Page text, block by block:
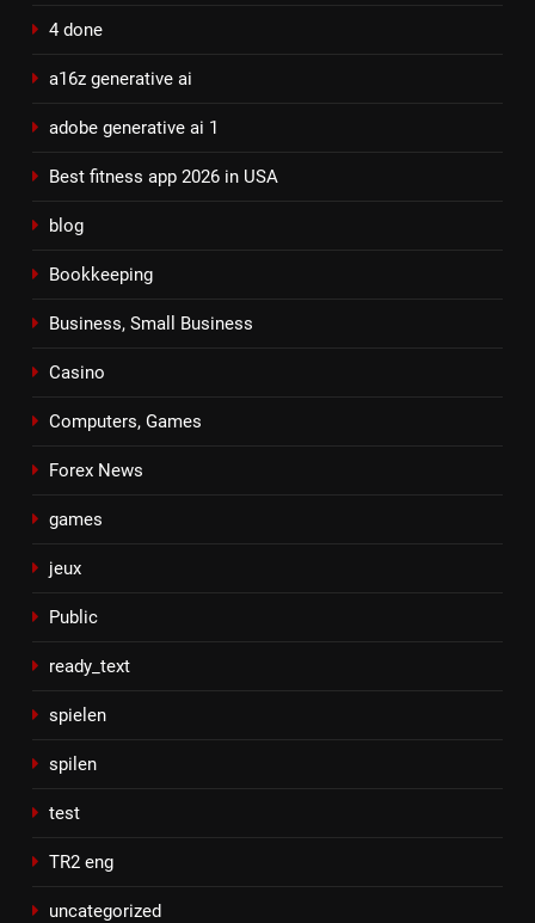
4 done
a16z generative ai
adobe generative ai 1
Best fitness app 2026 in USA
blog
Bookkeeping
Business, Small Business
Casino
Computers, Games
Forex News
games
jeux
Public
ready_text
spielen
spilen
test
TR2 eng
uncategorized